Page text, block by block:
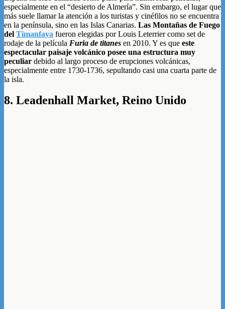
especialmente en el “desierto de Almería”. Sin embargo, el lugar que
más suele llamar la atención a los turistas y cinéfilos no se encuentra
en la península, sino en las Islas Canarias. Las Montañas de Fuego
del Timanfaya fueron elegidas por Louis Leterrier como set de
rodaje de la película Furia de titanes en 2010. Y es que este
espectacular paisaje volcánico posee una estructura muy
peculiar debido al largo proceso de erupciones volcánicas,
especialmente entre 1730-1736, sepultando casi una cuarta parte de
la isla.
8. Leadenhall Market, Reino Unido